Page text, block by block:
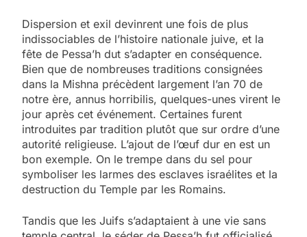
Dispersion et exil devinrent une fois de plus
indissociables de l’histoire nationale juive, et la
fête de Pessa’h dut s’adapter en conséquence.
Bien que de nombreuses traditions consignées
dans la Mishna précèdent largement l’an 70 de
notre ère, annus horribilis, quelques-unes virent le
jour après cet événement. Certaines furent
introduites par tradition plutôt que sur ordre d’une
autorité religieuse. L’ajout de l’œuf dur en est un
bon exemple. On le trempe dans du sel pour
symboliser les larmes des esclaves israélites et la
destruction du Temple par les Romains.
Tandis que les Juifs s’adaptaient à une vie sans